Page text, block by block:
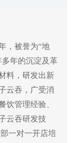
，被誉为“地
年的沉淀及革
料，研发出新
云吞，广受消
饮管理经验、
云吞研发技
一对一开店培